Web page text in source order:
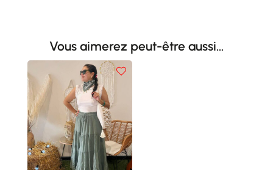
Vous aimerez peut-être aussi…